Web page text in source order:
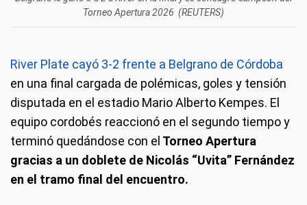
Torneo Apertura 2026 (REUTERS)
River Plate cayó 3-2 frente a Belgrano de Córdoba
en una final cargada de polémicas, goles y tensión
disputada en el estadio Mario Alberto Kempes. El
equipo cordobés reaccionó en el segundo tiempo y
terminó quedándose con el Torneo Apertura
gracias a un doblete de Nicolás “Uvita” Fernández
en el tramo final del encuentro.